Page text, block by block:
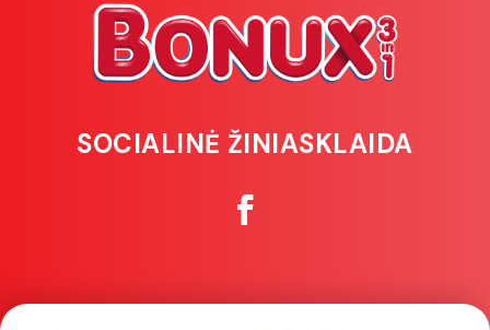
SOCIALINĖ ŽINIASKLAIDA